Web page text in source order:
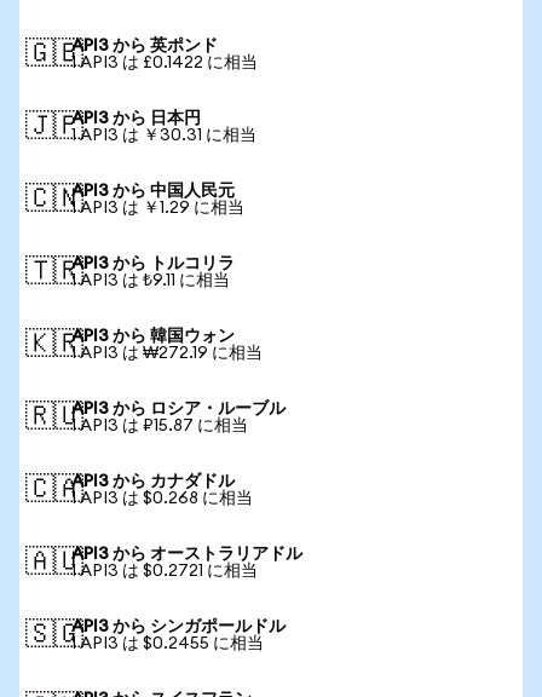
🇬🇧API3 から 英ポンド
1 API3 は £0.1422 に相当
🇯🇵API3 から 日本円
1 API3 は ￥30.31 に相当
🇨🇳API3 から 中国人民元
1 API3 は ￥1.29 に相当
🇹🇷API3 から トルコリラ
1 API3 は ₺9.11 に相当
🇰🇷API3 から 韓国ウォン
1 API3 は ₩272.19 に相当
🇷🇺API3 から ロシア・ルーブル
1 API3 は ₽15.87 に相当
🇨🇦API3 から カナダドル
1 API3 は $0.268 に相当
🇦🇺API3 から オーストラリアドル
1 API3 は $0.2721 に相当
🇸🇬API3 から シンガポールドル
1 API3 は $0.2455 に相当